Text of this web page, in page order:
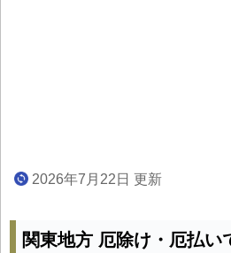
2026年7月22日 更新
関東地方 厄除け・厄払い